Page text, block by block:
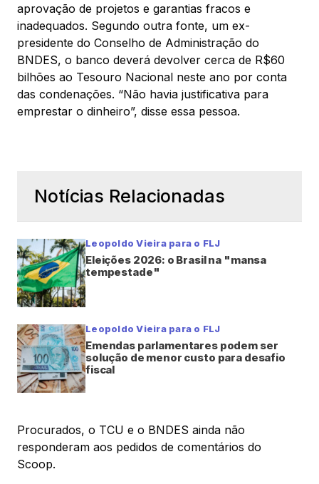
aprovação de projetos e garantias fracos e
inadequados. Segundo outra fonte, um ex-
presidente do Conselho de Administração do
BNDES, o banco deverá devolver cerca de R$60
bilhões ao Tesouro Nacional neste ano por conta
das condenações. “Não havia justificativa para
emprestar o dinheiro”, disse essa pessoa.
Notícias Relacionadas
Leopoldo Vieira para o FLJ
Eleições 2026: o Brasil na "mansa
tempestade"
Leopoldo Vieira para o FLJ
Emendas parlamentares podem ser
solução de menor custo para desafio
fiscal
Procurados, o TCU e o BNDES ainda não
responderam aos pedidos de comentários do
Scoop.